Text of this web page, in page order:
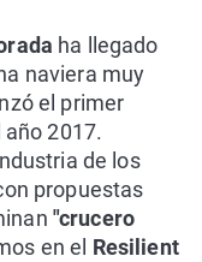
ha llegado
naviera muy
el primer
2017.
de los
propuestas
"crucero
en el Resilient